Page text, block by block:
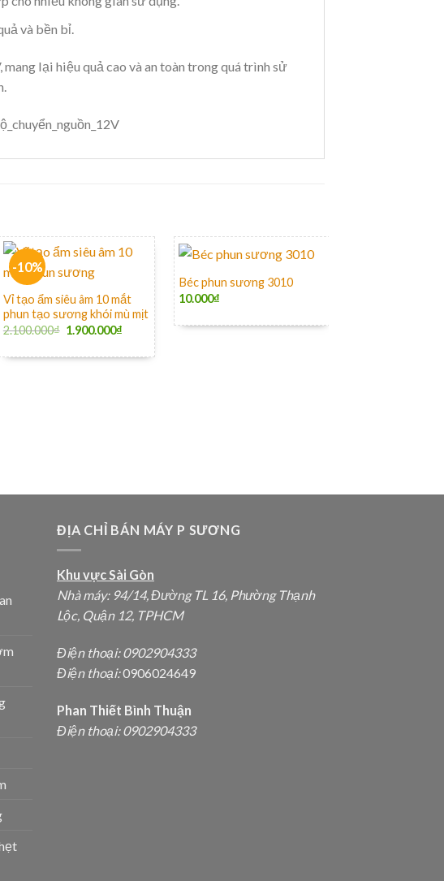
và bền bỉ.
lại hiệu quả cao và an toàn trong quá trình sử
-10%
+
Vỉ tạo ẩm siêu âm 10 mắt
phun tạo sương khói mù mịt
2.100.000₫ 1.900.000₫
Béc phun sương 3010
10.000₫
ĐỊA CHỈ BÁN MÁY P SƯƠNG
Khu vực Sài Gòn
Nhà máy: 94/14, Đường TL 16, Phường Thạnh
Lộc, Quận 12, TPHCM
Điện thoại:0902904333
Điện thoại:0906024649
Phan Thiết Bình Thuận
Điện thoại: 0902904333